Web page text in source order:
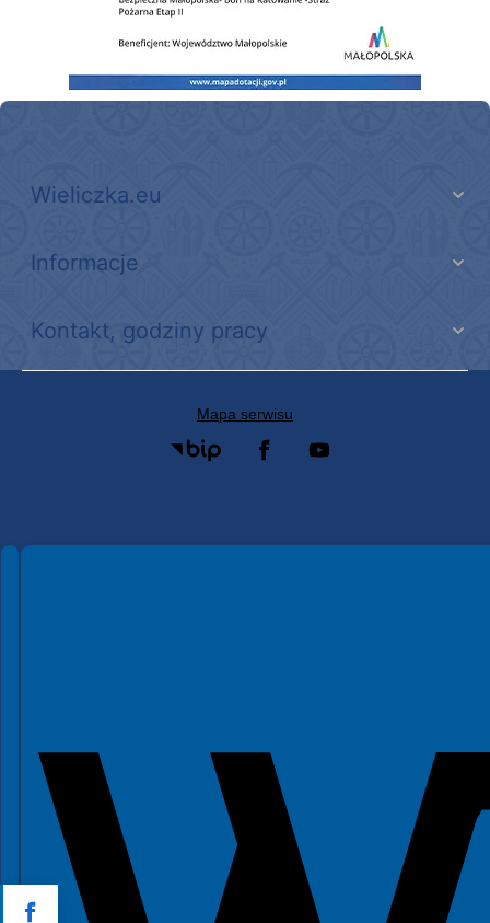
Wieliczka.eu
Informacje
Kontakt, godziny pracy
Mapa serwisu
Spełniamy standardy WCAG 2.2
Spełniamy standardy W3C